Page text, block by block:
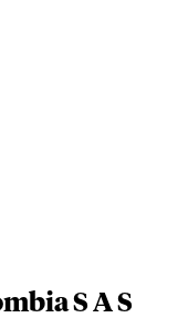
S A S